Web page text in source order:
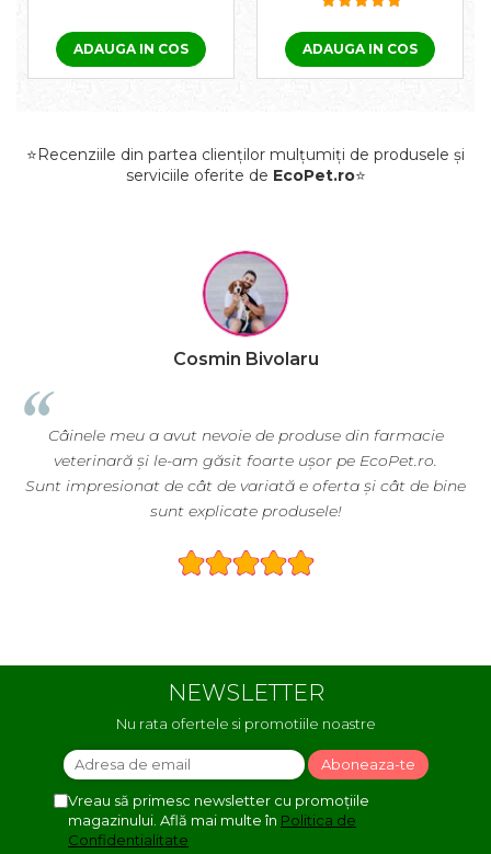
ADAUGA IN COS ADAUGA IN COS
⭐Recenziile din partea clienților mulțumiți de produsele și
serviciile oferite de EcoPet.ro⭐
Cosmin Bivolaru
Câinele meu a avut nevoie de produse din farmacie
veterinară și le-am găsit foarte ușor pe EcoPet.ro.
impresionat de cât de variată e oferta și cât de bine
sunt explicate produsele!
NEWSLETTER
Nu rata ofertele si promotiile noastre
Vreau să primesc newsletter cu promoțiile
magazinului. Află mai multe în Politica de
Confidentialitate